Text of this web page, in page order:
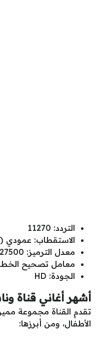
التردد: 11270
الاستقطاب: عمودي (V)
معدل الترميز: 27500
معامل تصحيح الخطأ:
الجودة: HD
أشهر أغاني قناة
تقدم القناة مجموعة
الأطفال، ومن أبرزها: